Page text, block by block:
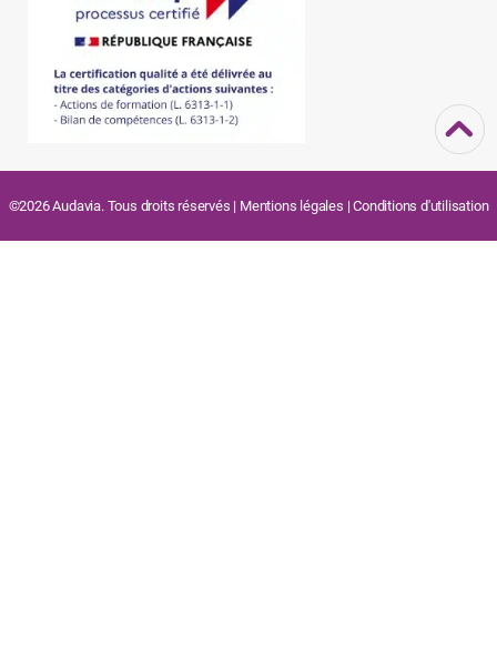
©2026 Audavia. Tous droits réservés | Mentions légales |Conditions d'utilisation